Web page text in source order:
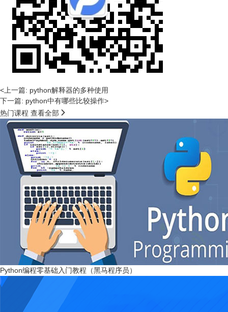
<上一篇: python解释器的多种使用
下一篇: python中有哪些比较操作>
热门课程 查看全部 
Python编程零基础入门教程（黑马程序员）